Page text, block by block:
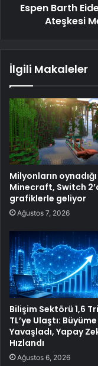
Espen Barth
Ateşkesi
İlgili Makaleler
Milyonların oynadığı
Minecraft, Switch
grafiklerle geliyor
Ağustos 7, 2026
Bilişim Sektörü 1,6
TL’ye Ulaştı: Büyüme
Yavaşladı, Yapay
Hızlandı
Ağustos 6, 2026